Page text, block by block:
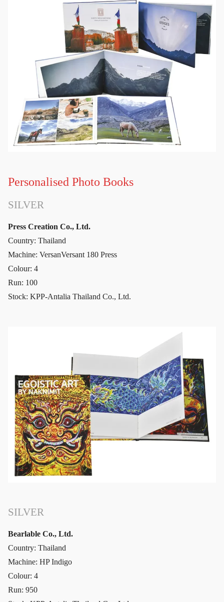
Personalised Photo Books
SILVER
Press Creation Co., Ltd.
Country: Thailand
Machine: VersanVersant 180 Press
Colour: 4
Run: 100
Stock: KPP-Antalia Thailand Co., Ltd.
SILVER
Bearlable Co., Ltd.
Country: Thailand
Machine: HP Indigo
Colour: 4
Run: 950